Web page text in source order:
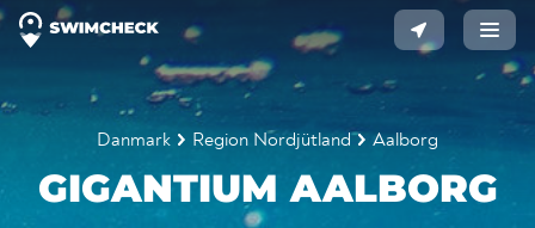
Danmark Region Nordjütland Aalborg
GIGANTIUM AALBORG